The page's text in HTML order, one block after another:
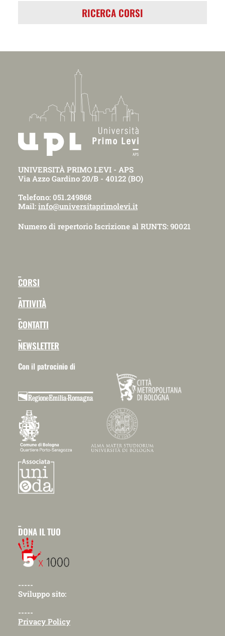
RICERCA CORSI
UNIVERSITÀ PRIMO LEVI - APS
Via Azzo Gardino 20/B - 40122 (BO)
Telefono: 051.249868
Mail: info@universitaprimolevi.it
Numero di repertorio Iscrizione al RUNTS: 90021
CORSI
ATTIVITÀ
CONTATTI
NEWSLETTER
Con il patrocinio di
DONA IL TUO
-----
Sviluppo sito:
-----
Privacy Policy